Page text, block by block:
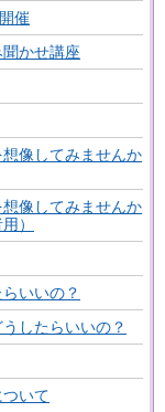
催
かせ講座
像してみませんか
像してみませんか
）
いいの？
したらいいの？
いて